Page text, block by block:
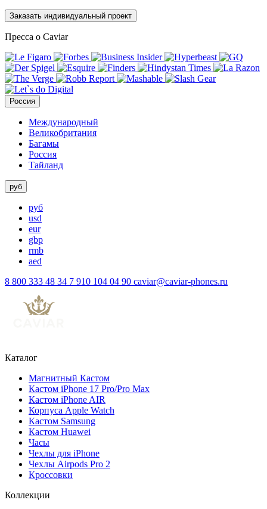
Заказать индивидуальный проект
Пресса о Caviar
Россия
Международный
Великобритания
Багамы
Россия
Тайланд
руб
руб
usd
eur
gbp
rmb
aed
8 800 333 48 34 7 910 104 04 90 caviar@caviar-phones.ru
Каталог
Магнитный Кастом
Кастом iPhone 17 Pro/Pro Max
Кастом iPhone AIR
Корпуса Apple Watch
Кастом Samsung
Кастом Huawei
Часы
Чехлы для iPhone
Чехлы Airpods Pro 2
Кроссовки
Коллекции